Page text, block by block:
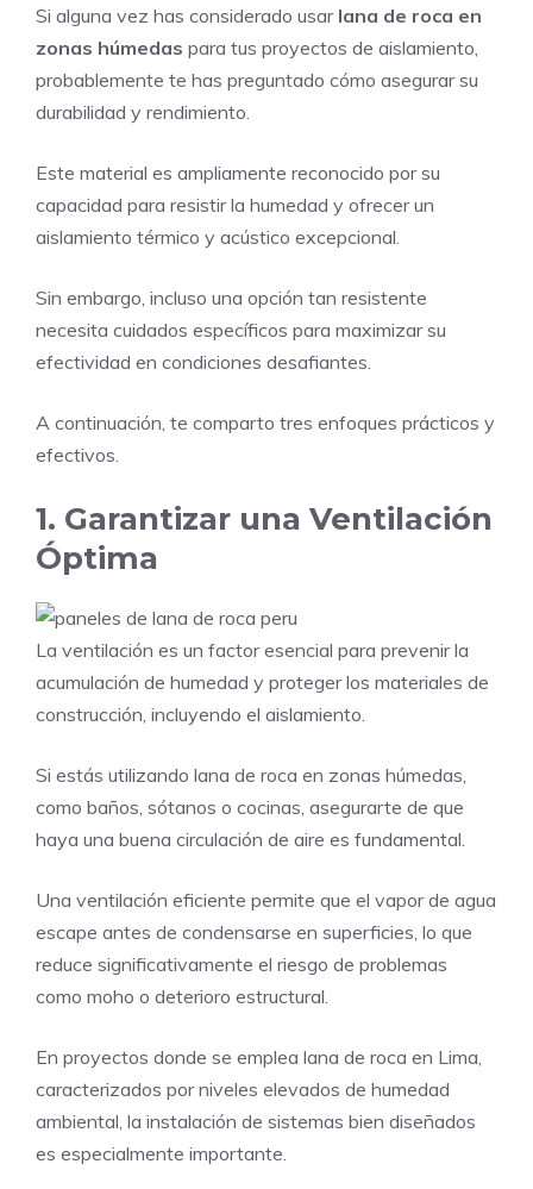
Si alguna vez has considerado usar lana de roca en
zonas húmedas para tus proyectos de aislamiento,
probablemente te has preguntado cómo asegurar su
durabilidad y rendimiento.
Este material es ampliamente reconocido por su
capacidad para resistir la humedad y ofrecer un
aislamiento térmico y acústico excepcional.
Sin embargo, incluso una opción tan resistente
necesita cuidados específicos para maximizar su
efectividad en condiciones desafiantes.
A continuación, te comparto tres enfoques prácticos y
efectivos.
1. Garantizar una Ventilación
Óptima
La ventilación es un factor esencial para prevenir la
acumulación de humedad y proteger los materiales de
construcción, incluyendo el aislamiento.
Si estás utilizando lana de roca en zonas húmedas,
como baños, sótanos o cocinas, asegurarte de que
haya una buena circulación de aire es fundamental.
Una ventilación eficiente permite que el vapor de agua
escape antes de condensarse en superficies, lo que
reduce significativamente el riesgo de problemas
como moho o deterioro estructural.
En proyectos donde se emplea lana de roca en Lima,
caracterizados por niveles elevados de humedad
ambiental, la instalación de sistemas bien diseñados
es especialmente importante.